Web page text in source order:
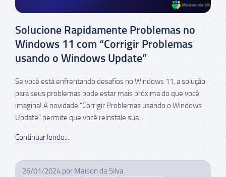
Solucione Rapidamente Problemas no
Windows 11 com “Corrigir Problemas
usando o Windows Update”
Se você está enfrentando desafios no Windows 11, a solução
para seus problemas pode estar mais próxima do que você
imagina! A novidade “Corrigir Problemas usando o Windows
Update” permite que você reinstale sua...
Continuar lendo...
26/01/2024 por Maison da Silva